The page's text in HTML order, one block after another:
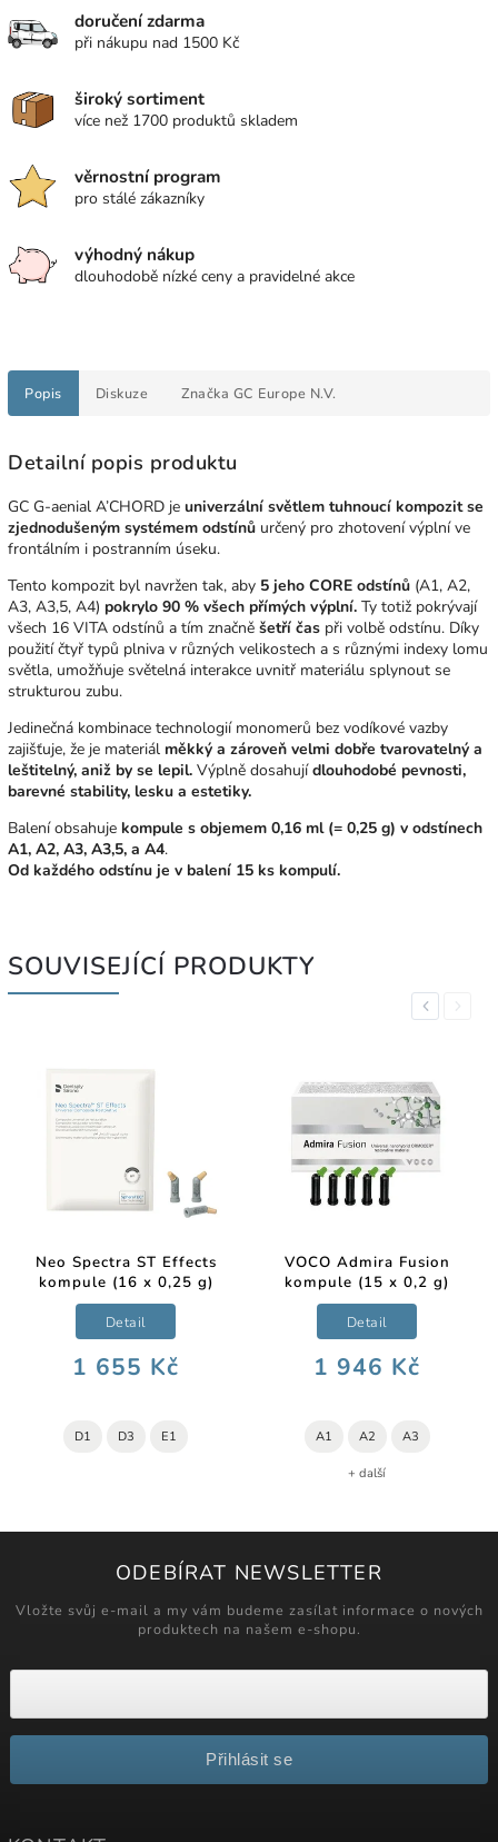
doručení zdarma
při nákupu nad 1500 Kč
široký sortiment
více než 1700 produktů skladem
věrnostní program
pro stálé zákazníky
výhodný nákup
dlouhodobě nízké ceny a pravidelné akce
Popis Diskuze Značka GC Europe N.V.
Detailní popis produktu
GC G-aenial A’CHORD je univerzální světlem tuhnoucí kompozit se
zjednodušeným systémem odstínů určený pro zhotovení výplní ve
frontálním i postranním úseku.
Tento kompozit byl navržen tak, aby 5 jeho CORE odstínů (A1, A2,
A3, A3,5, A4) pokrylo 90 % všech přímých výplní. Ty totiž pokrývají
všech 16 VITA odstínů a tím značně šetří čas při volbě odstínu. Díky
použití čtyř typů plniva v různých velikostech a s různými indexy lomu
světla, umožňuje světelná interakce uvnitř materiálu splynout se
strukturou zubu.
Jedinečná kombinace technologií monomerů bez vodíkové vazby
zajišťuje, že je materiál měkký a zároveň velmi dobře tvarovatelný a
leštitelný, aniž by se lepil. Výplně dosahují dlouhodobé pevnosti,
barevné stability, lesku a estetiky.
Balení obsahuje kompule s objemem 0,16 ml (= 0,25 g) v odstínech
A1, A2, A3, A3,5, a A4.
Od každého odstínu je v balení 15 ks kompulí.
SOUVISEJÍCÍ PRODUKTY
Previous
Neo Spectra ST Effects
kompule (16 x 0,25 g)
1 655 Kč
Detail
D1 D3 E1
VOCO Admira Fusion
kompule (15 x 0,2 g)
1 946 Kč
Detail
A1 A2 A3
+ další
Next
ODEBÍRAT NEWSLETTER
Vložte svůj e-mail a my vám budeme zasílat informace o nových
produktech na našem e-shopu.
Přihlásit se